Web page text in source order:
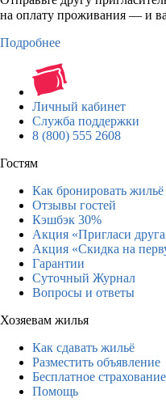
на оплату проживания — и
Подробнее
Личный кабинет
Служба поддержки
8 (800) 555 2608
Гостям
Как бронировать жильё
Отзывы гостей
Кэшбэк 30%
Акция «Пригласи
Акция «Скидка на
Гарантии
Суточный Журнал
Вопросы и ответы
Хозяевам жилья
Как сдавать жильё
Разместить объявление
Бесплатное страхование
Помощь